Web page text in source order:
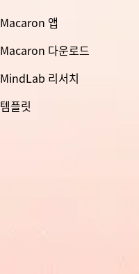
Macaron 앱
Macaron 다운로드
MindLab 리서치
템플릿